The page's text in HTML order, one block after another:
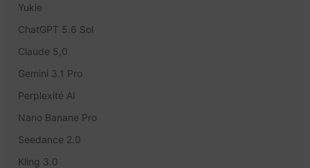
Yukie
ChatGPT 5.6 Sol
Claude 5,0
Gemini 3.1 Pro
Perplexité AI
Nano Banane Pro
Seedance 2.0
Kling 3.0